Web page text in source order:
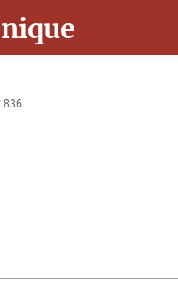
836